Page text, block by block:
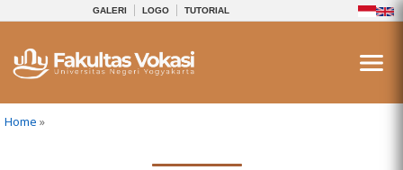
GALERI LOGO TUTORIAL
You are here
Home »